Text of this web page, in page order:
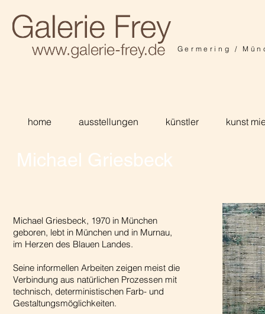
Germering /
home ausstellungen künstler kunst
Michael Griesbeck
Michael Griesbeck, 1970 in München
geboren, lebt in München und in Murnau,
im Herzen des Blauen Landes.
Seine informellen Arbeiten zeigen meist die
Verbindung aus natürlichen Prozessen mit
technisch, deterministischen Farb- und
Gestaltungsmöglichkeiten.